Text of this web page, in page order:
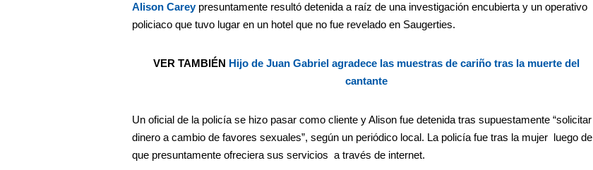
Alison Carey presuntamente resultó detenida a raíz de una investigación encubierta y un operativo
policiaco que tuvo lugar en un hotel que no fue revelado en Saugerties.
VER TAMBIÉN Hijo de Juan Gabriel agradece las muestras de cariño tras la muerte del
cantante
Un oficial de la policía se hizo pasar como cliente y Alison fue detenida tras supuestamente “solicitar
dinero a cambio de favores sexuales”, según un periódico local. La policía fue tras la mujer luego de
que presuntamente ofreciera sus servicios a través de internet.